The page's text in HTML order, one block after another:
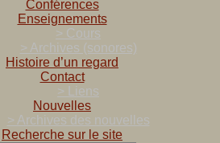
Conférences
Enseignements
> Cours
> Archives (sonores)
Histoire d’un regard
Contact
> Liens
Nouvelles
> Archives des nouvelles
Recherche sur le site